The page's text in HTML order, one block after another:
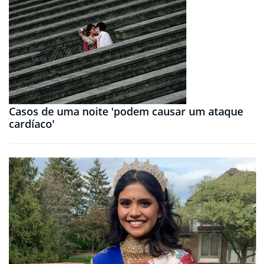
Casos de uma noite 'podem causar um ataque
cardíaco'